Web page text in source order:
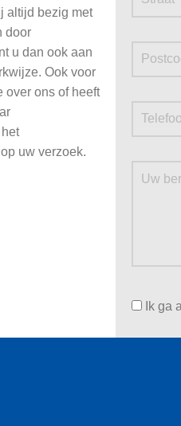
altijd bezig met
door
u dan ook aan
Ook voor
over ons of heeft
uw verzoek.
Ik ga